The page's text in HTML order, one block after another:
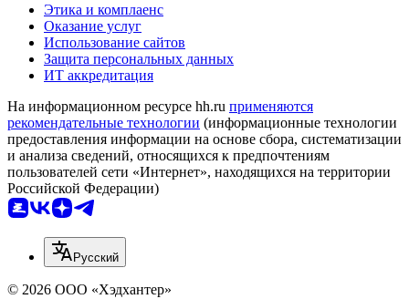
Этика и комплаенс
Оказание услуг
Использование сайтов
Защита персональных данных
ИТ аккредитация
На информационном ресурсе hh.ru применяются
рекомендательные технологии (информационные технологии
предоставления информации на основе сбора, систематизации
и анализа сведений, относящихся к предпочтениям
пользователей сети «Интернет», находящихся на территории
Российской Федерации)
Русский
© 2026 ООО «Хэдхантер»